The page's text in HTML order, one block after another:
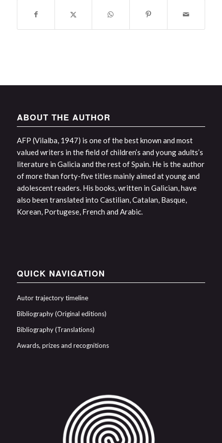
ABOUT THE AUTHOR
AFP (Vilalba, 1947) is one of the best known and most
valued writers in the field of children’s and young adults’s
literature in Galicia and the rest of Spain. He is the author
of more than forty-five titles mainly aimed at young and
adolescent readers. His books, written in Galician, have
also been translated into Castilian, Catalan, Basque,
Korean, Portugese, French and Arabic.
QUICK NAVIGATION
Autor trajectory timeline
Bibliography (Original editions)
Bibliography (Translations)
Awards, prizes and recognitions